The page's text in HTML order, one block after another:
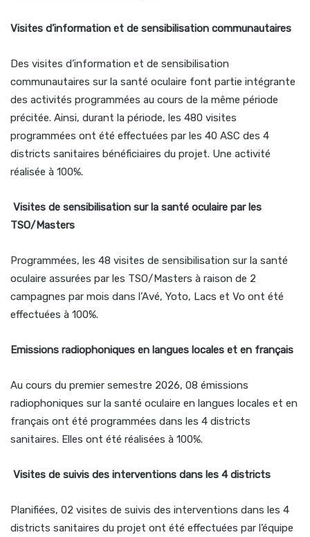
Visites d’information et de sensibilisation communautaires
Des visites d’information et de sensibilisation
communautaires sur la santé oculaire font partie intégrante
des activités programmées au cours de la même période
précitée. Ainsi, durant la période, les 480 visites
programmées ont été effectuées par les 40 ASC des 4
districts sanitaires bénéficiaires du projet. Une activité
réalisée à 100%.
Visites de sensibilisation sur la santé oculaire par les
TSO/Masters
Programmées, les 48 visites de sensibilisation sur la santé
oculaire assurées par les TSO/Masters à raison de 2
campagnes par mois dans l’Avé, Yoto, Lacs et Vo ont été
effectuées à 100%.
Emissions radiophoniques en langues locales et en français
Au cours du premier semestre 2026, 08 émissions
radiophoniques sur la santé oculaire en langues locales et en
français ont été programmées dans les 4 districts
sanitaires. Elles ont été réalisées à 100%.
Visites de suivis des interventions dans les 4 districts
Planifiées, 02 visites de suivis des interventions dans les 4
districts sanitaires du projet ont été effectuées par l’équipe